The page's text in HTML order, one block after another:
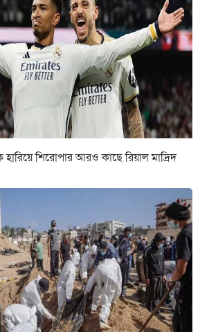
হারিয়ে শিরোপার আরও কাছে রিয়াল মাদ্রিদ